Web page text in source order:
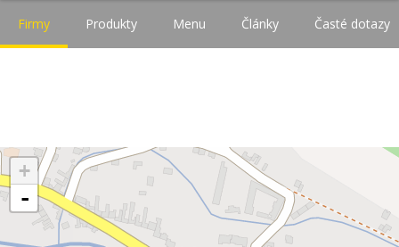
Firmy Produkty Menu Články Časté dotazy
+
-